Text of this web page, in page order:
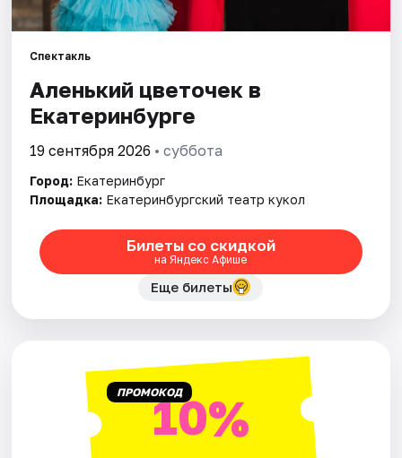
Площадки
Артисты
Спектакль
Аленький цветочек в
Екатеринбурге
19 сентября 2026 • суббота
Город: Екатеринбург
Площадка: Екатеринбургский театр кукол
Билеты со скидкой
на Яндекс Афише
Еще билеты
ПРОМОКОД10%